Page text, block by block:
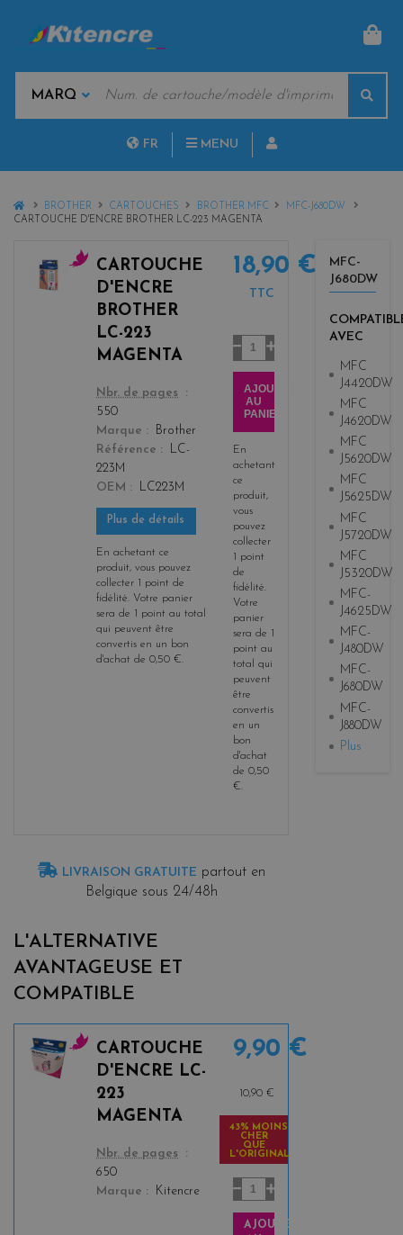
MARQUES
CLÉS
FR MENU
HOMEBROTHER CARTOUCHES BROTHER MFC
MFC-J680DW
CARTOUCHE D'ENCRE BROTHER LC-223 MAGENTA
CARTOUCHE
D'ENCRE
BROTHER
LC-223
MAGENTA
color
Nbr. de pages
550
Marque
Brother
Référence
LC-
223M
OEM
LC223M
Plus de détails
En achetant ce
produit, vous pouvez
collecter 1 point de
fidélité. Votre panier
sera de 1 point au total
qui peuvent être
convertis en un bon
d'achat de 0,50 €.
18,90 €
TTC
Quantité
AJOUTER
AU
PANIER
En
achetant
ce
produit,
vous
pouvez
collecter
1 point
de
fidélité.
Votre
panier
sera de 1
point au
total qui
peuvent
être
convertis
en un
bon
d'achat
de 0,50
€.
LIVRAISON GRATUITE partout en
Belgique sous 24/48h
L'ALTERNATIVE
AVANTAGEUSE ET
COMPATIBLE
CARTOUCHE
D'ENCRE LC-
223
MAGENTA
color
Nbr. de pages
650
Marque
Kitencre
9,90 €
10,90 €
43% MOINS
CHER
QUE
L'ORIGINAL
AJOUTER
MFC-
J680DW
AVEC
MFC
J4420DW
MFC
J4620DW
MFC
J5620DW
MFC
J5625DW
MFC
J5720DW
MFC
J5320DW
MFC-
J4625DW
MFC-
J480DW
MFC-
J680DW
MFC-
J880DW
Plus